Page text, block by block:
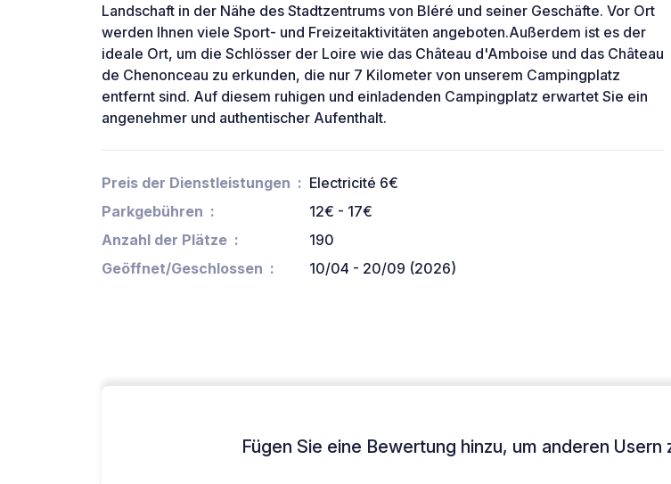
Landschaft in der Nähe des Stadtzentrums von Bléré und seiner Geschäfte. Vor Ort
werden Ihnen viele Sport- und Freizeitaktivitäten angeboten.Außerdem ist es der
ideale Ort, um die Schlösser der Loire wie das Château d'Amboise und das Château
de Chenonceau zu erkunden, die nur 7 Kilometer von unserem Campingplatz
entfernt sind. Auf diesem ruhigen und einladenden Campingplatz erwartet Sie ein
angenehmer und authentischer Aufenthalt.
Preis der Dienstleistungen
Electricité 6€
Parkgebühren
12€ - 17€
Anzahl der Plätze
190
Geöffnet/Geschlossen
10/04 - 20/09 (2026)
Fügen Sie eine Bewertung hinzu, um anderen Usern